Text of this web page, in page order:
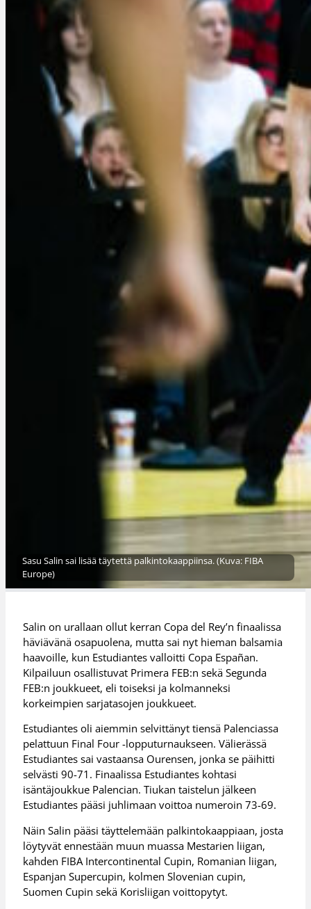
Sasu Salin sai lisää täytettä palkintokaappiinsa. (Kuva: FIBA
Europe)
Salin on urallaan ollut kerran Copa del Rey’n finaalissa
häviävänä osapuolena, mutta sai nyt hieman balsamia
haavoille, kun Estudiantes valloitti Copa Españan.
Kilpailuun osallistuvat Primera FEB:n sekä Segunda
FEB:n joukkueet, eli toiseksi ja kolmanneksi
korkeimpien sarjatasojen joukkueet.
Estudiantes oli aiemmin selvittänyt tiensä Palenciassa
pelattuun Final Four -lopputurnaukseen. Välierässä
Estudiantes sai vastaansa Ourensen, jonka se päihitti
selvästi 90-71. Finaalissa Estudiantes kohtasi
isäntäjoukkue Palencian. Tiukan taistelun jälkeen
Estudiantes pääsi juhlimaan voittoa numeroin 73-69.
Näin Salin pääsi täyttelemään palkintokaappiaan, josta
löytyvät ennestään muun muassa Mestarien liigan,
kahden FIBA Intercontinental Cupin, Romanian liigan,
Espanjan Supercupin, kolmen Slovenian cupin,
Suomen Cupin sekä Korisliigan voittopytyt.